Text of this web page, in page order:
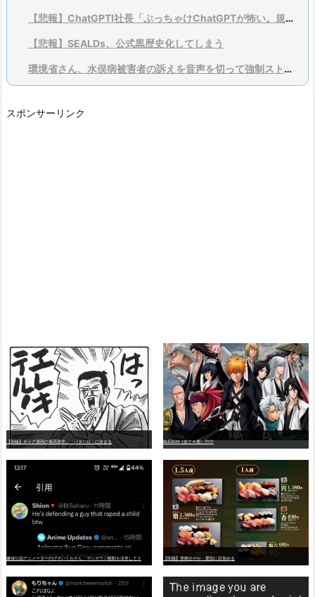
【悲報】ChatGPTI社長「ぶっちゃけChatGPTが怖い。規制すべきだわこれ」
【悲報】SEALDs、公式黒歴史化してしまう
環境省さん、水俣病被害者の訴えを音声を切って強制ストップするwwwwwwww
スポンサーリンク
【朗報】ギャグ漫画の最高傑作、「パタリロ」に決まる BLEACH（全７４巻）?!!!!!
【朗報】美樹さやか、愛国に目覚める